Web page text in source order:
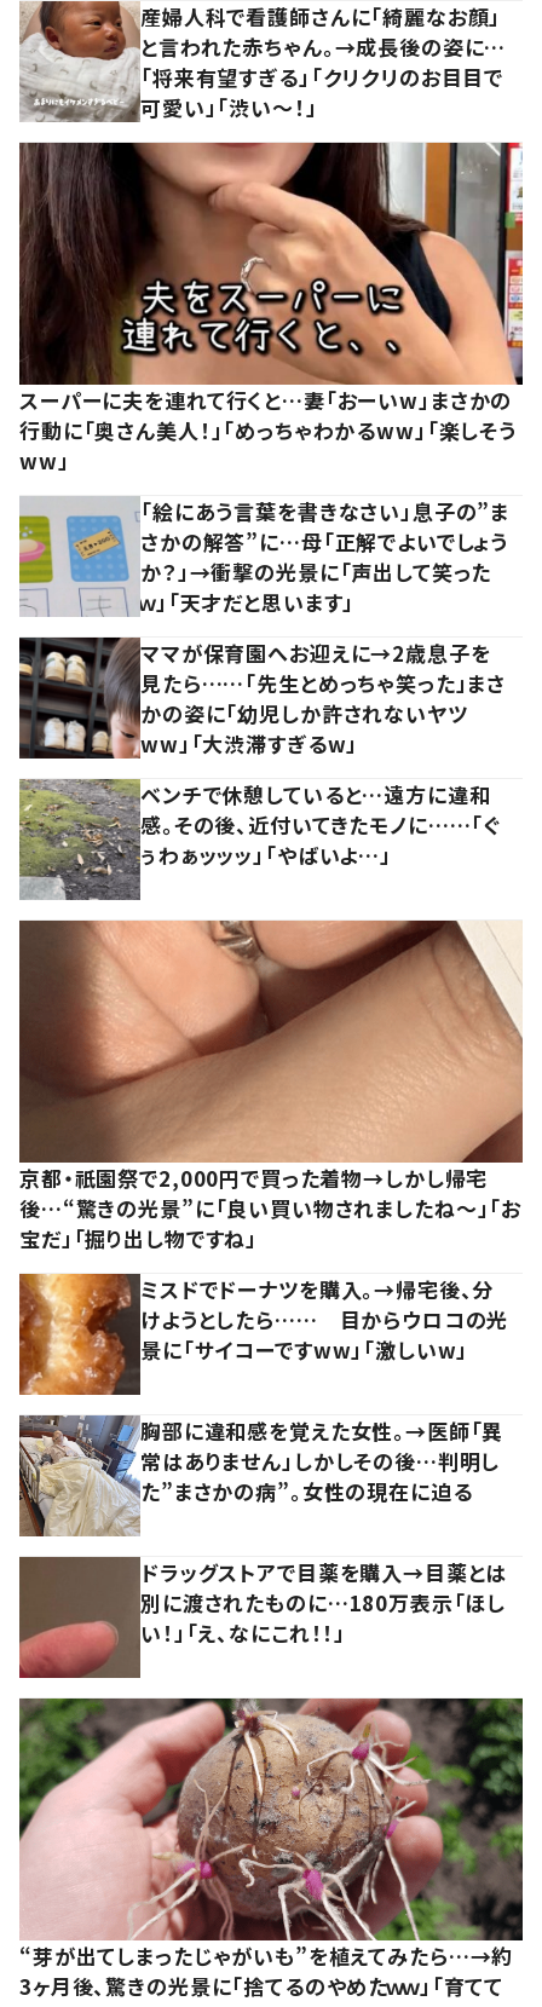
産婦人科で看護師さんに「綺麗なお顔」
と言われた赤ちゃん。→成長後の姿に…
「将来有望すぎる」「クリクリのお目目で
可愛い」「渋い～！」
スーパーに夫を連れて行くと…妻「おーいw」まさかの
行動に「奥さん美人！」「めっちゃわかるww」「楽しそう
ww」
「絵にあう言葉を書きなさい」息子の”ま
さかの解答”に…母「正解でよいでしょう
か？」→衝撃の光景に「声出して笑った
ｗ」「天才だと思います」
ママが保育園へお迎えに→2歳息子を
見たら……「先生とめっちゃ笑った」まさ
かの姿に「幼児しか許されないヤツ
ww」「大渋滞すぎるw」
ベンチで休憩していると…遠方に違和
感。その後、近付いてきたモノに……「ぐ
ぅわぁッッッ」「やばいよ…」
京都・祇園祭で2,000円で買った着物→しかし帰宅
後…“驚きの光景”に「良い買い物されましたね～」「お
宝だ」「掘り出し物ですね」
ミスドでドーナツを購入。→帰宅後、分
けようとしたら…… 目からウロコの光
景に「サイコーですww」「激しいw」
胸部に違和感を覚えた女性。→医師「異
常はありません」しかしその後…判明し
た”まさかの病”。女性の現在に迫る
ドラッグストアで目薬を購入→目薬とは
別に渡されたものに…180万表示「ほし
い！」「え、なにこれ！！」
“芽が出てしまったじゃがいも”を植えてみたら…→約
3ヶ月後、驚きの光景に「捨てるのやめたｗｗ」「育てて